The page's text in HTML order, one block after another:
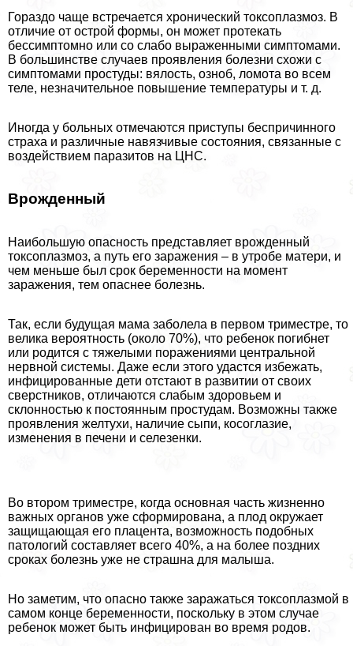
Гораздо чаще встречается хронический токсоплазмоз. В
отличие от острой формы, он может протекать
бессимптомно или со слабо выраженными симптомами.
В большинстве случаев проявления болезни схожи с
симптомами простуды: вялость, озноб, ломота во всем
теле, незначительное повышение температуры и т. д.
Иногда у больных отмечаются приступы беспричинного
стpaxa и различные навязчивые состояния, связанные с
воздействием паразитов на ЦНС.
Врожденный
Наибольшую опасность представляет врожденный
токсоплазмоз, а путь его заражения – в утробе матери, и
чем меньше был срок беременности на момент
заражения, тем опаснее болезнь.
Так, если будущая мама заболела в первом триместре, то
велика вероятность (около 70%), что ребенок погибнет
или родится с тяжелыми поражениями центральной
нервной системы. Даже если этого удастся избежать,
инфицированные дети отстают в развитии от своих
сверстников, отличаются слабым здоровьем и
склонностью к постоянным простудам. Возможны также
проявления желтухи, наличие сыпи, косоглазие,
изменения в печени и селезенки.
Во втором триместре, когда основная часть жизненно
важных органов уже сформирована, а плод окружает
защищающая его плацента, возможность подобных
патологий составляет всего 40%, а на более поздних
сроках болезнь уже не страшна для малыша.
Но заметим, что опасно также заражаться токсоплазмой в
самом конце беременности, поскольку в этом случае
ребенок может быть инфицирован во время родов.